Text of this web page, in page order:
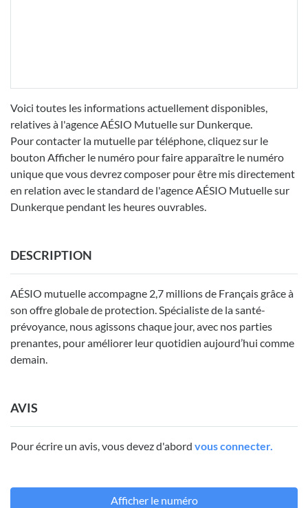
Voici toutes les informations actuellement disponibles,
relatives à l'agence AÉSIO Mutuelle sur Dunkerque.
Pour contacter la mutuelle par téléphone, cliquez sur le
bouton Afficher le numéro pour faire apparaître le numéro
unique que vous devrez composer pour être mis directement
en relation avec le standard de l'agence AÉSIO Mutuelle sur
Dunkerque pendant les heures ouvrables.
DESCRIPTION
AÉSIO mutuelle accompagne 2,7 millions de Français grâce à
son offre globale de protection. Spécialiste de la santé-
prévoyance, nous agissons chaque jour, avec nos parties
prenantes, pour améliorer leur quotidien aujourd’hui comme
demain.
AVIS
Pour écrire un avis, vous devez d'abord vous connecter.
Afficher le numéro